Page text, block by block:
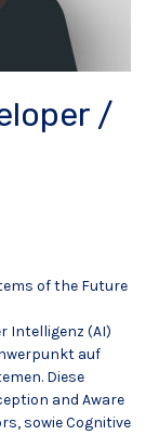
/
of the Future
Intelligenz (AI)
auf
Diese
and Aware
sowie Cognitive